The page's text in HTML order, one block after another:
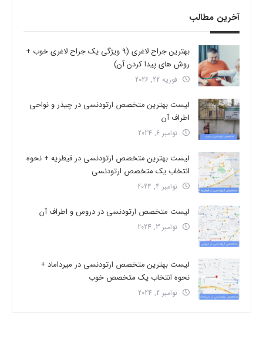
آخرین مطالب
بهترین جراح لاغری (9 ویژگی یک جراح لاغری خوب +
روش های پیدا کردن آن)
فوریه 22, 2026
لیست بهترین متخصص ارتودنسی در چیذر و نواحی
اطراف آن
نوامبر 6, 2024
لیست بهترین متخصص ارتودنسی در قیطریه + نحوه
انتخاب یک متخصص ارتودنسی
نوامبر 4, 2024
لیست متخصص ارتودنسی در دروس و اطراف آن
نوامبر 3, 2024
لیست بهترین متخصص ارتودنسی در میرداماد +
نحوه انتخاب یک متخصص خوب
نوامبر 2, 2024